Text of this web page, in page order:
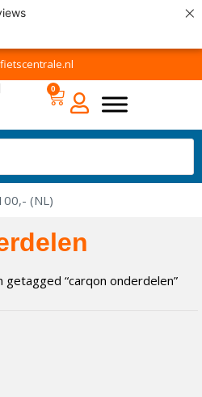
×
0
(NL)
getagged “carqon onderdelen”